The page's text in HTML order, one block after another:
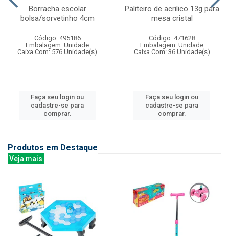
Borracha escolar
bolsa/sorvetinho 4cm
Código: 495186
Embalagem: Unidade
Caixa Com: 576 Unidade(s)
Faça seu login ou
cadastre-se para
comprar.
Paliteiro de acrilico 13g para
mesa cristal
Código: 471628
Embalagem: Unidade
Caixa Com: 36 Unidade(s)
Faça seu login ou
cadastre-se para
comprar.
Produtos em Destaque
Veja mais